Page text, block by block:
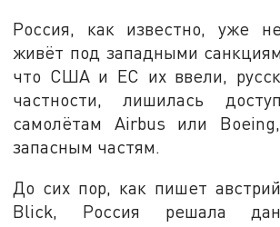
Россия, как известно, уже
живёт под западными
что США и ЕС их ввели,
частности, лишилась
самолётам Airbus или
запасным частям.
До сих пор, как пишет
Blick, Россия решала